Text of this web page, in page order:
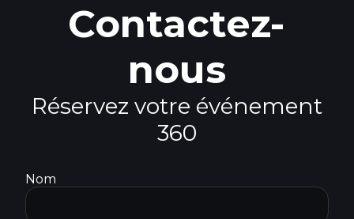
Contactez-
nous
Réservez votre événement
360
Nom